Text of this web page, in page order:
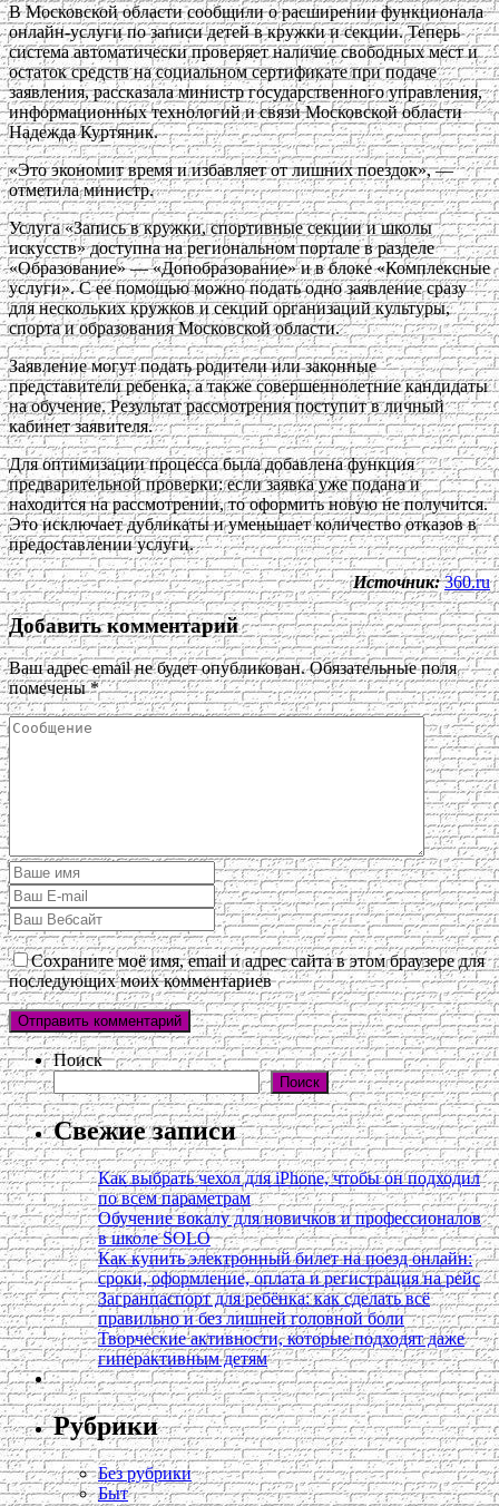
В Московской области сообщили о расширении функционала
онлайн-услуги по записи детей в кружки и секции. Теперь
система автоматически проверяет наличие свободных мест и
остаток средств на социальном сертификате при подаче
заявления, рассказала министр государственного управления,
информационных технологий и связи Московской области
Надежда Куртяник.
«Это экономит время и избавляет от лишних поездок», —
отметила министр.
Услуга «Запись в кружки, спортивные секции и школы
искусств» доступна на региональном портале в разделе
«Образование» — «Допобразование» и в блоке «Комплексные
услуги». С ее помощью можно подать одно заявление сразу
для нескольких кружков и секций организаций культуры,
спорта и образования Московской области.
Заявление могут подать родители или законные
представители ребенка, а также совершеннолетние кандидаты
на обучение. Результат рассмотрения поступит в личный
кабинет заявителя.
Для оптимизации процесса была добавлена функция
предварительной проверки: если заявка уже подана и
находится на рассмотрении, то оформить новую не получится.
Это исключает дубликаты и уменьшает количество отказов в
предоставлении услуги.
Источник: 360.ru
Добавить комментарий
Ваш адрес email не будет опубликован. Обязательные поля
помечены*
Сохраните моё имя, email и адрес сайта в этом браузере для
последующих моих комментариев
Поиск
Поиск
Свежие записи
Как выбрать чехол для iPhone, чтобы он подходил
по всем параметрам
Обучение вокалу для новичков и профессионалов
в школе SOLO
Как купить электронный билет на поезд онлайн:
сроки, оформление, оплата и регистрация на рейс
Загранпаспорт для ребёнка: как сделать всё
правильно и без лишней головной боли
Творческие активности, которые подходят даже
гиперактивным детям
Рубрики
Без рубрики
Быт